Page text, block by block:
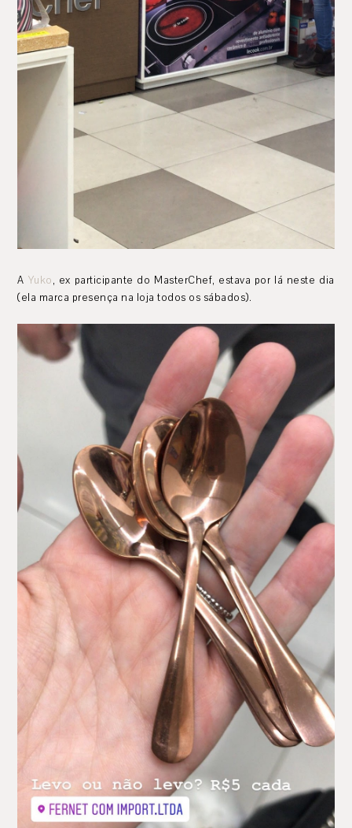
A Yuko, ex participante do MasterChef, estava por lá neste dia
(ela marca presença na loja todos os sábados).